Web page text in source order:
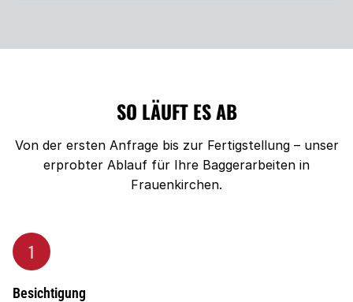
SO LÄUFT ES AB
Von der ersten Anfrage bis zur Fertigstellung – unser
erprobter Ablauf für Ihre Baggerarbeiten in
Frauenkirchen.
1
Besichtigung